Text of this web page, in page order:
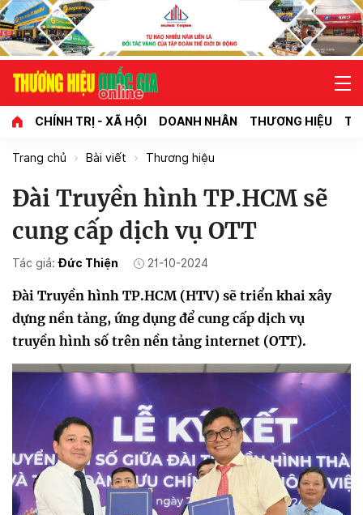
CHÍNH TRỊ - XÃ HỘI DOANH NHÂN THƯƠNG HIỆU
Trang chủ Bài viết Thương hiệu
Đài Truyền hình TP.HCM sẽ
cung cấp dịch vụ OTT
Tác giả:Đức Thiện 21-10-2024
Đài Truyền hình TP.HCM (HTV) sẽ triển khai xây
dựng nền tảng, ứng dụng để cung cấp dịch vụ
truyền hình số trên nền tảng internet (OTT).